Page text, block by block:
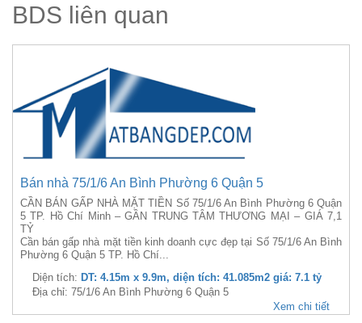
BDS liên quan
Bán nhà 75/1/6 An Bình Phường 6 Quận 5
CẦN BÁN GẤP NHÀ MẶT TIỀN Số 75/1/6 An Bình Phường 6 Quận
5 TP. Hồ Chí Minh – GẦN TRUNG TÂM THƯƠNG MẠI – GIÁ 7,1
TỶ
Cần bán gấp nhà mặt tiền kinh doanh cực đẹp tại Số 75/1/6 An Bình
Phường 6 Quận 5 TP. Hồ Chí...
Diện tích: DT: 4.15m x 9.9m, diện tích: 41.085m2 giá: 7.1 tỷ
Địa chỉ: 75/1/6 An Bình Phường 6 Quận 5
Xem chi tiết